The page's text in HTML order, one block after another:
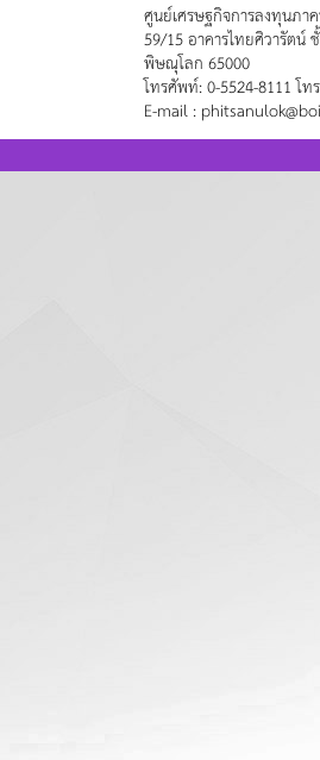
ศูนย์เศรษฐกิจการลงทุนภา
59/15 อาคารไทยศิวารัตน์
พิษณุโลก 65000
โทรศัพท์: 0-5524-8111 โท
E-mail :